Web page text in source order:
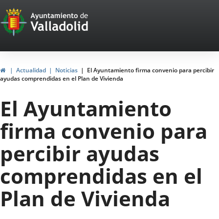
Portal
Web
del
Ayuntamiento
de
Valladolid
InicioActualidad Noticias
El Ayuntamiento firma convenio para percibir
ayudas comprendidas en el Plan de Vivienda
El Ayuntamiento
firma convenio para
percibir ayudas
comprendidas en el
Plan de Vivienda